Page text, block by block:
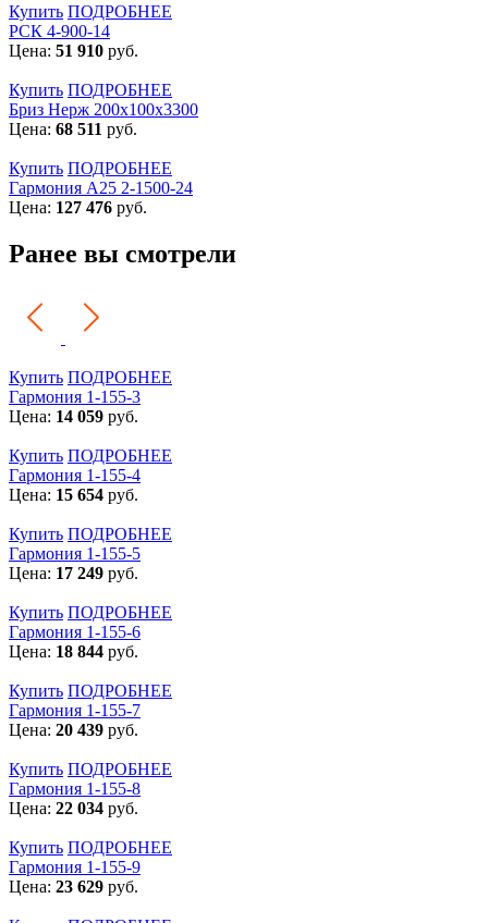
Купить ПОДРОБНЕЕ
РСК 4-900-14
Цена: 51 910 руб.
Купить ПОДРОБНЕЕ
Бриз Нерж 200х100х3300
Цена: 68 511 руб.
Купить ПОДРОБНЕЕ
Гармония А25 2-1500-24
Цена: 127 476 руб.
Ранее вы смотрели
Купить ПОДРОБНЕЕ
Гармония 1-155-3
Цена: 14 059 руб.
Купить ПОДРОБНЕЕ
Гармония 1-155-4
Цена: 15 654 руб.
Купить ПОДРОБНЕЕ
Гармония 1-155-5
Цена: 17 249 руб.
Купить ПОДРОБНЕЕ
Гармония 1-155-6
Цена: 18 844 руб.
Купить ПОДРОБНЕЕ
Гармония 1-155-7
Цена: 20 439 руб.
Купить ПОДРОБНЕЕ
Гармония 1-155-8
Цена: 22 034 руб.
Купить ПОДРОБНЕЕ
Гармония 1-155-9
Цена: 23 629 руб.